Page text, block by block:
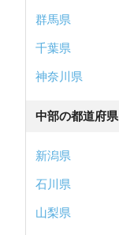
群馬県
千葉県
神奈川県
中部の都道府県
新潟県
石川県
山梨県